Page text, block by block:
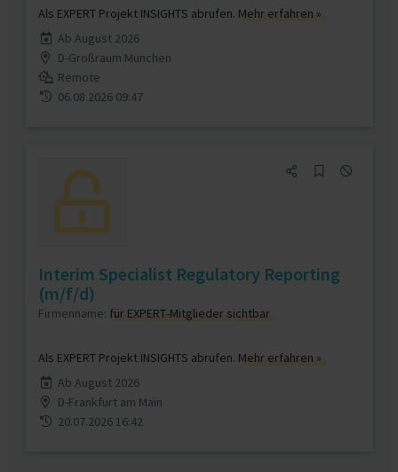
Als EXPERT Projekt INSIGHTS abrufen. Mehr erfahren »
Ab August 2026
D-Großraum München
Remote
06.08.2026 09:47
Interim Specialist Regulatory Reporting
(m/f/d)
Firmenname: für EXPERT-Mitglieder sichtbar
Als EXPERT Projekt INSIGHTS abrufen. Mehr erfahren »
Ab August 2026
D-Frankfurt am Main
20.07.2026 16:42